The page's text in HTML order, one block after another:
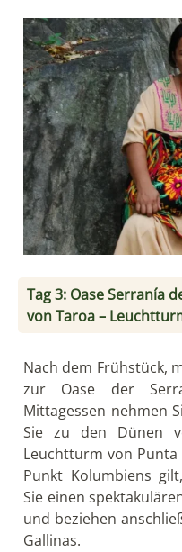
Tag 3: Oase Serranía
von Taroa –
Nach dem Frühstück,
zur Oase der
Mittagessen nehmen
Sie zu den Dünen
Leuchtturm von
Punkt Kolumbiens
Sie einen
und beziehen
Gallinas.